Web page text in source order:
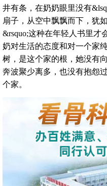
井有条，在奶奶眼里没有
扇子，从空中飘飘而下，犹
&rsquo;这种在年轻人书里才
奶对生活的态度和对一个家
树，是这个家的根，她没有
奔波聚少离多，也没有抱怨
个家。